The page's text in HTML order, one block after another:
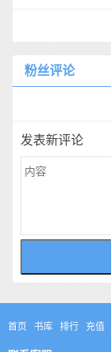
粉丝评论
发表新评论
首页 书库 排行 充值